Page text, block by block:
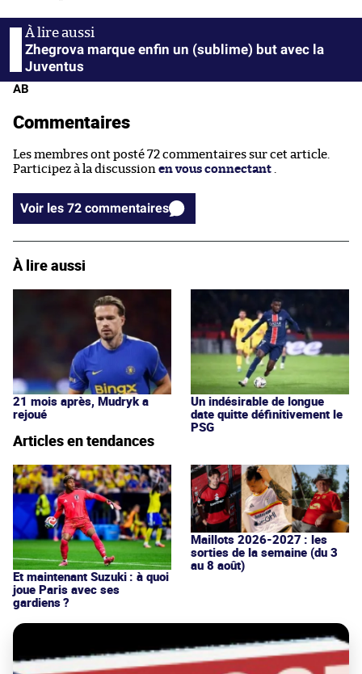
Zhegrova marque enfin un (sublime) but avec la
Juventus
AB
Commentaires
Les membres ont posté 72 commentaires sur cet article.
Participez à la discussion en vous connectant
Voir les 72 commentaires
À lire aussi
21 mois après, Mudryk a
rejoué
Un indésirable de longue
date quitte définitivement le
PSG
Articles en tendances
Et maintenant Suzuki : à quoi
joue Paris avec ses
gardiens ?
Maillots 2026-2027 : les
sorties de la semaine (du 3
au 8 août)